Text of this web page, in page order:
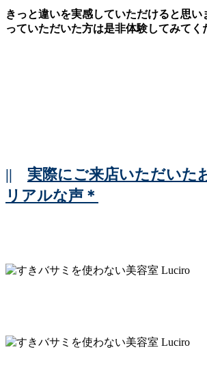
きっと違いを実感していただけると思い
っていただいた方は是非体験してみてく
|| 実際にご来店いただいた
リアルな声＊